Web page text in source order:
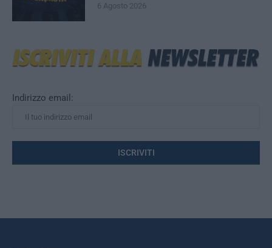
Indirizzo email:
6 Agosto 2026